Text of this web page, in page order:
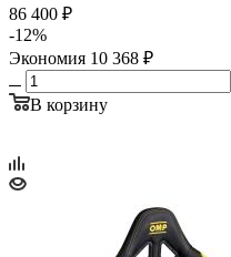
86 400 ₽
-12%
Экономия 10 368 ₽
В корзину